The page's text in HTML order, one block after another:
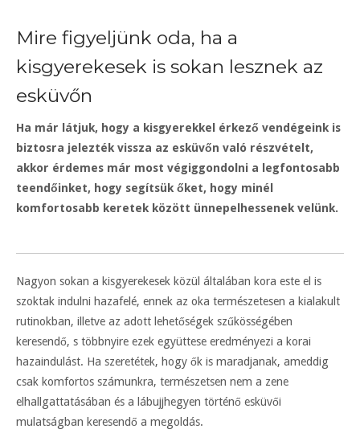
Mire figyeljünk oda, ha a
kisgyerekesek is sokan lesznek az
esküvőn
Ha már látjuk, hogy a kisgyerekkel érkező vendégeink is
biztosra jelezték vissza az esküvőn való részvételt,
akkor érdemes már most végiggondolni a legfontosabb
teendőinket, hogy segítsük őket, hogy minél
komfortosabb keretek között ünnepelhessenek velünk.
Nagyon sokan a kisgyerekesek közül általában kora este el is
szoktak indulni hazafelé, ennek az oka természetesen a kialakult
rutinokban, illetve az adott lehetőségek szűkösségében
keresendő, s többnyire ezek együttese eredményezi a korai
hazaindulást. Ha szeretétek, hogy ők is maradjanak, ameddig
csak komfortos számunkra, természetsen nem a zene
elhallgattatásában és a lábujjhegyen történő esküvői
mulatságban keresendő a megoldás.